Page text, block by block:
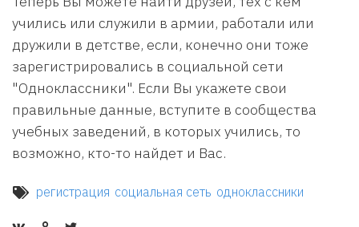
учились или служили в армии, работали или
дружили в детстве, если, конечно они тоже
зарегистрировались в социальной сети
"Одноклассники". Если Вы укажете свои
правильные данные, вступите в сообщества
учебных заведений, в которых учились, то
возможно, кто-то найдет и Вас.
регистрация социальная сеть одноклассники